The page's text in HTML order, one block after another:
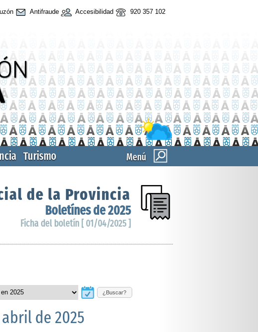
Antifraude Accesibilidad 920 357 102
Menú
Turismo
de la Provincia
Boletínes de 2025
Ficha del boletín [ 01/04/2025 ]
¿Buscar?
de 2025